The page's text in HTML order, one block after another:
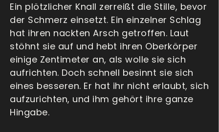
Ein plötzlicher Knall zerreißt die Stille, bevor
der Schmerz einsetzt. Ein einzelner Schlag
hat ihren nackten Arsch getroffen. Laut
stöhnt sie auf und hebt ihren Oberkörper
einige Zentimeter an, als wolle sie sich
aufrichten. Doch schnell besinnt sie sich
eines besseren. Er hat ihr nicht erlaubt, sich
aufzurichten, und ihm gehört ihre ganze
Hingabe.